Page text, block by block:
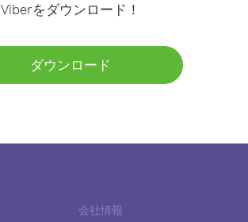
Viberをダウンロード！
ダウンロード
会社情報